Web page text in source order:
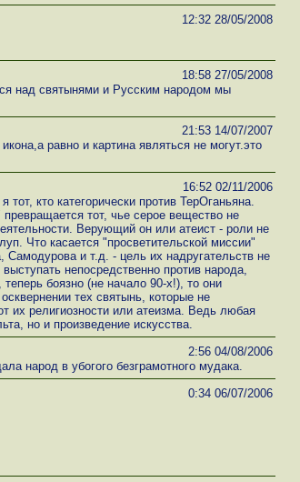
12:32 28/05/2008
18:58 27/05/2008
над святынями и Русским народом мы
21:53 14/07/2007
равно и картина являться не могут.это
16:52 02/11/2006
тот, кто категорически против ТерОганьяна.
превращается тот, чье серое вещество не
Верующий он или атеист - роли не
Что касается "просветительской миссии"
Самодурова и т.д. - цель их надругательств не
непосредственно против народа,
боязно (не начало 90-х!), то они
тех святынь, которые не
их религиозности или атеизма. Ведь любая
но и произведение искусства.
2:56 04/08/2006
народ в убогого безграмотного мудака.
0:34 06/07/2006